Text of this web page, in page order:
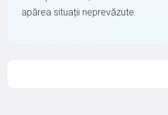
apărea situații neprevăzute.